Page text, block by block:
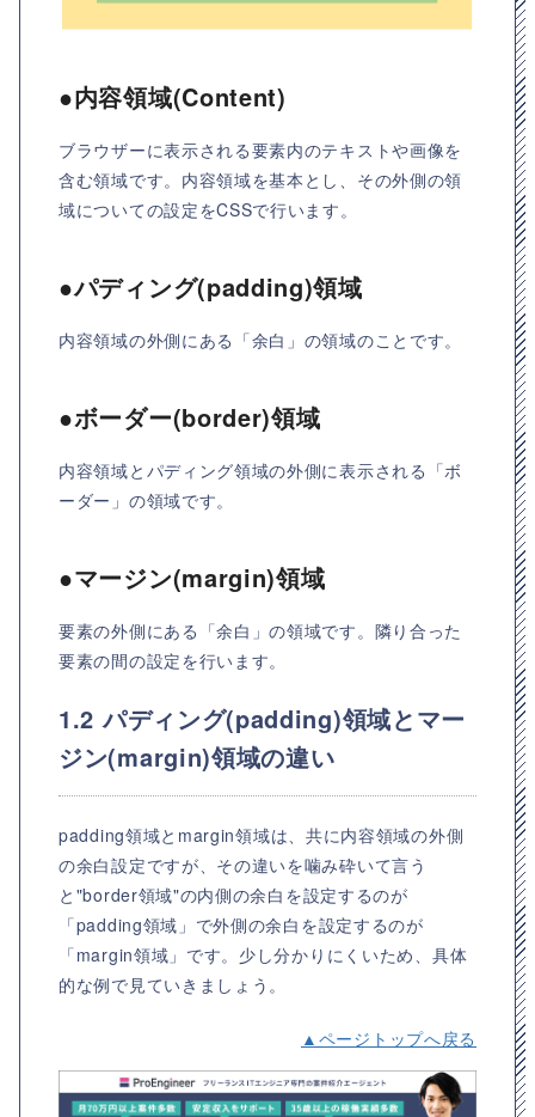
●内容領域(Content)
ブラウザーに表示される要素内のテキストや画像を
含む領域です。内容領域を基本とし、その外側の領
域についての設定をCSSで行います。
●パディング(padding)領域
内容領域の外側にある「余白」の領域のことです。
●ボーダー(border)領域
内容領域とパディング領域の外側に表示される「ボ
ーダー」の領域です。
●マージン(margin)領域
要素の外側にある「余白」の領域です。隣り合った
要素の間の設定を行います。
1.2 パディング(padding)領域とマー
ジン(margin)領域の違い
padding領域とmargin領域は、共に内容領域の外側
の余白設定ですが、その違いを噛み砕いて言う
と"border領域"の内側の余白を設定するのが
「padding領域」で外側の余白を設定するのが
「margin領域」です。少し分かりにくいため、具体
的な例で見ていきましょう。
▲ページトップへ戻る